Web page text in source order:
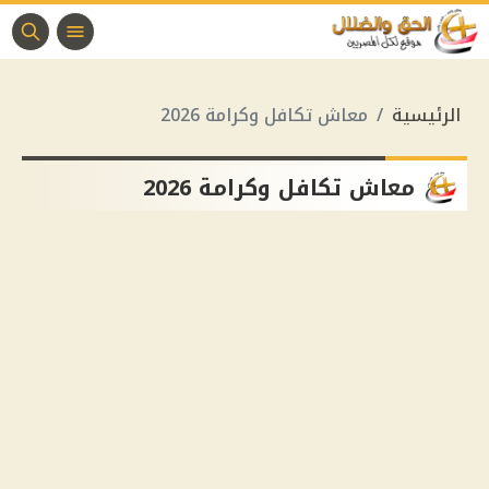
الرئيسية معاش تكافل وكرامة 2026
معاش تكافل وكرامة 2026